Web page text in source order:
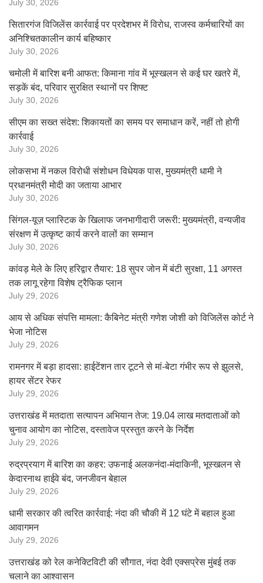
July 30, 2026
सितारगंज विजिलेंस कार्रवाई पर प्रदेशभर में विरोध, राजस्व कर्मचारियों का
अनिश्चितकालीन कार्य बहिष्कार
July 30, 2026
चमोली में बारिश बनी आफत: किमाना गांव में भूस्खलन से कई घर खतरे में,
सड़कें बंद, परिवार सुरक्षित स्थानों पर शिफ्ट
July 30, 2026
सीएम का सख्त संदेश: शिकायतों का समय पर समाधान करें, नहीं तो होगी
कार्रवाई
July 30, 2026
लोकसभा में नकल विरोधी संशोधन विधेयक पास, मुख्यमंत्री धामी ने
प्रधानमंत्री मोदी का जताया आभार
July 30, 2026
सिंगल-यूज़ प्लास्टिक के खिलाफ जनभागीदारी जरूरी: मुख्यमंत्री, वन्यजीव
संरक्षण में उत्कृष्ट कार्य करने वालों का सम्मान
July 30, 2026
कांवड़ मेले के लिए हरिद्वार तैयार: 18 सुपर जोन में बंटी सुरक्षा, 11 अगस्त
तक लागू रहेगा विशेष ट्रैफिक प्लान
July 29, 2026
आय से अधिक संपत्ति मामला: कैबिनेट मंत्री गणेश जोशी को विजिलेंस कोर्ट ने
भेजा नोटिस
July 29, 2026
रामनगर में बड़ा हादसा: हाईटेंशन तार टूटने से मां-बेटा गंभीर रूप से झुलसे,
हायर सेंटर रेफर
July 29, 2026
उत्तराखंड में मतदाता सत्यापन अभियान तेज: 19.04 लाख मतदाताओं को
चुनाव आयोग का नोटिस, दस्तावेज प्रस्तुत करने के निर्देश
July 29, 2026
रुद्रप्रयाग में बारिश का कहर: उफनाई अलकनंदा-मंदाकिनी, भूस्खलन से
केदारनाथ हाईवे बंद, जनजीवन बेहाल
July 29, 2026
धामी सरकार की त्वरित कार्रवाई: नंदा की चौकी में 12 घंटे में बहाल हुआ
आवागमन
July 29, 2026
उत्तराखंड को रेल कनेक्टिविटी की सौगात, नंदा देवी एक्सप्रेस मुंबई तक
चलाने का आश्वासन